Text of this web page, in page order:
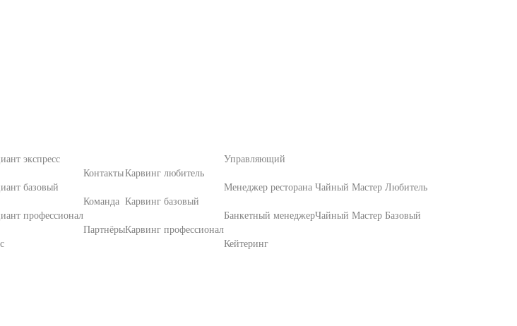
экспресс
базовый
профессионал
Контакты
Команда
Партнёры
Карвинг любитель
Карвинг базовый
Карвинг профессионал
Управляющий
Менеджер ресторана
Банкетный менеджер
Кейтеринг
Чайный Мастер Любитель
Чайный Мастер Базовый